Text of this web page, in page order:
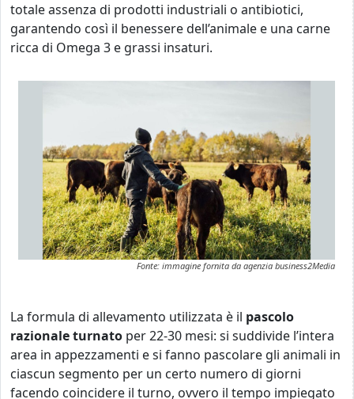
totale assenza di prodotti industriali o antibiotici,
garantendo così il benessere dell’animale e una carne
ricca di Omega 3 e grassi insaturi.
Fonte: immagine fornita da agenzia business2Media
La formula di allevamento utilizzata è il pascolo
razionale turnato per 22-30 mesi: si suddivide l’intera
area in appezzamenti e si fanno pascolare gli animali in
ciascun segmento per un certo numero di giorni
facendo coincidere il turno, ovvero il tempo impiegato